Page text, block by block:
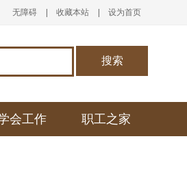
无障碍 收藏本站 设为首页
搜索
会工作 职工之家